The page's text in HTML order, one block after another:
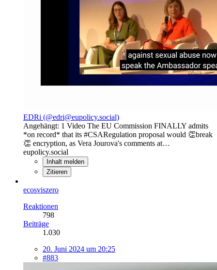
EDRi (@edri@eupolicy.social)
Angehängt: 1 Video The EU Commission FINALLY admits
*on record* that its #CSARegulation proposal would 👏break
👏 encryption, as Vera Jourova's comments at…
eupolicy.social
Inhalt melden
Zitieren
ecosviszero
Reaktionen
798
Beiträge
1.030
20. Juni 2024 um 20:25
#883